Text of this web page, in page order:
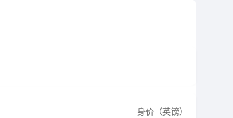
身价（英镑）